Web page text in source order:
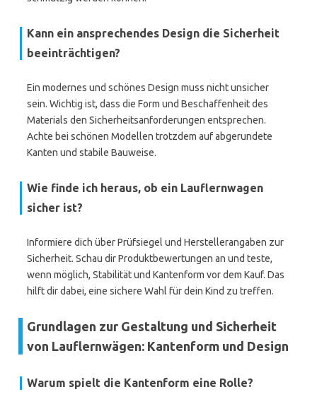
Kann ein ansprechendes Design die Sicherheit
beeinträchtigen?
Ein modernes und schönes Design muss nicht unsicher
sein. Wichtig ist, dass die Form und Beschaffenheit des
Materials den Sicherheitsanforderungen entsprechen.
Achte bei schönen Modellen trotzdem auf abgerundete
Kanten und stabile Bauweise.
Wie finde ich heraus, ob ein Lauflernwagen
sicher ist?
Informiere dich über Prüfsiegel und Herstellerangaben zur
Sicherheit. Schau dir Produktbewertungen an und teste,
wenn möglich, Stabilität und Kantenform vor dem Kauf. Das
hilft dir dabei, eine sichere Wahl für dein Kind zu treffen.
Grundlagen zur Gestaltung und Sicherheit
von Lauflernwägen: Kantenform und Design
Warum spielt die Kantenform eine Rolle?